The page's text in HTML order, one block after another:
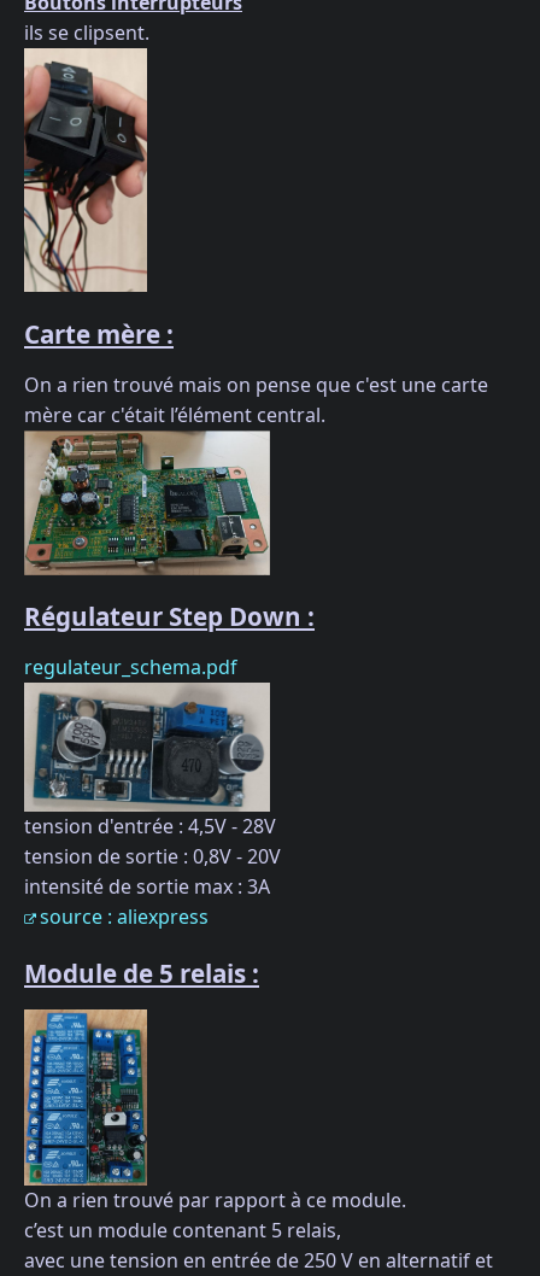
ils se clipsent.
Carte mère :
On a rien trouvé mais on pense que c'est une carte
mère car c'était l’élément central.
Régulateur Step Down :
regulateur_schema.pdf
tension d'entrée : 4,5V - 28V
tension de sortie : 0,8V - 20V
intensité de sortie max : 3A
source : aliexpress
Module de 5 relais :
On a rien trouvé par rapport à ce module.
c’est un module contenant 5 relais,
avec une tension en entrée de 250 V en alternatif et